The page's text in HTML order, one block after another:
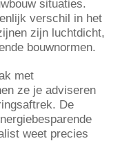
situaties.
verschil in het
zijn luchtdicht,
bouwnormen.
met
ze je adviseren
De
weet precies